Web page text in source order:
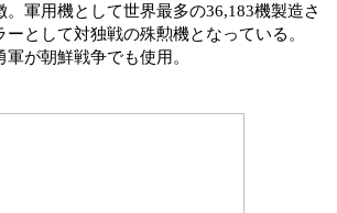
。軍用機として世界最多の36,183機製造さ
として対独戦の殊勲機となっている。
が朝鮮戦争でも使用。